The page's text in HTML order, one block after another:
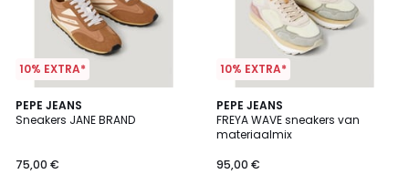
10% EXTRA*
PEPE JEANS
Sneakers JANE BRAND
75,00 €
10% EXTRA*
PEPE JEANS
FREYA WAVE sneakers van
materiaalmix
95,00 €